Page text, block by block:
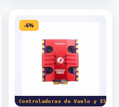
-6%
Controladoras de Vuelo y ESC